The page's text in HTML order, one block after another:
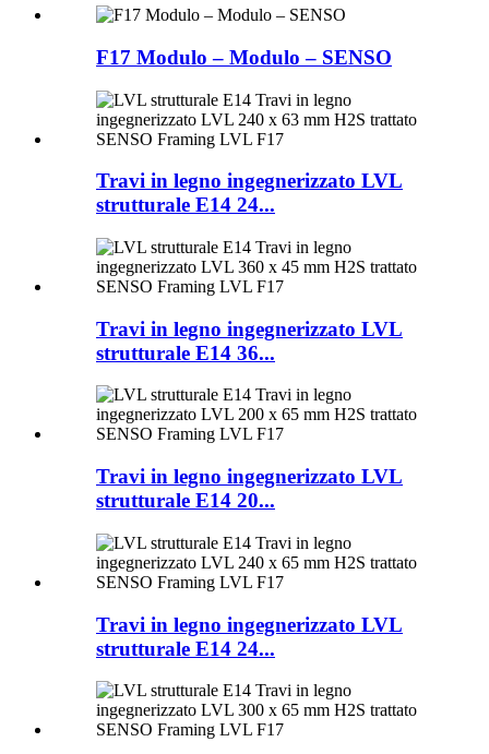
F17 Modulo – Modulo – SENSO
Travi in ​​legno ingegnerizzato LVL
strutturale E14 24...
Travi in ​​legno ingegnerizzato LVL
strutturale E14 36...
Travi in ​​legno ingegnerizzato LVL
strutturale E14 20...
Travi in ​​legno ingegnerizzato LVL
strutturale E14 24...